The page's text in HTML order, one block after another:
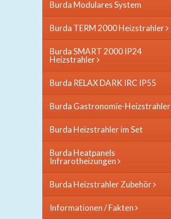
Burda Modulares System
Burda TERM 2000 Heizstrahler
Burda SMART 2000 IP24
Heizstrahler
Burda RELAX DARK IRC IP55
Burda Gastronomie-Heizstrahler
Burda Heizstrahler im Set
Burda Heatpanels
Infrarotheizungen
Burda Heizstrahler Zubehör
Informationen / Fakten